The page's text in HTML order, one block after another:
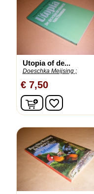
Utopia of de...
Doeschka Meijsing ;
€ 7,50
In winkelwagen
favorite_border